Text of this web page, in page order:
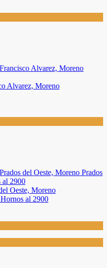
Alvarez, Moreno
Oeste, Moreno
al 2900